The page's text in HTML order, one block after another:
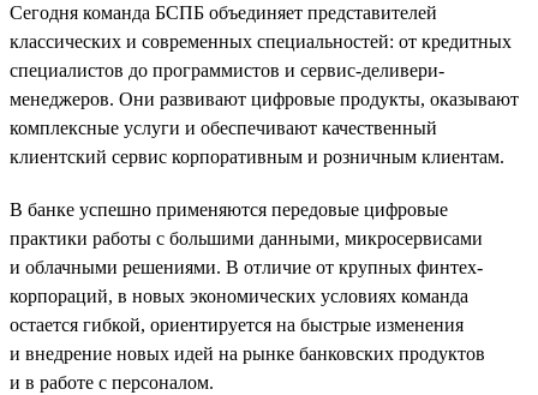
Сегодня команда БСПБ объединяет представителей
классических и современных специальностей: от кредитных
специалистов до программистов и сервис-деливери-
менеджеров. Они развивают цифровые продукты, оказывают
комплексные услуги и обеспечивают качественный
клиентский сервис корпоративным и розничным клиентам.
В банке успешно применяются передовые цифровые
практики работы с большими данными, микросервисами
и облачными решениями. В отличие от крупных финтех-
корпораций, в новых экономических условиях команда
остается гибкой, ориентируется на быстрые изменения
и внедрение новых идей на рынке банковских продуктов
и в работе с персоналом.